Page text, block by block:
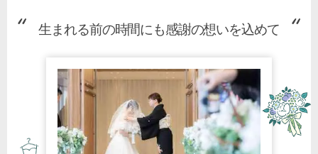
生まれる前の時間にも感謝の想いを込めて